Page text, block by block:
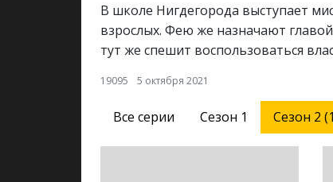
В школе Нигдегорода выступает
взрослых. Фею же назначают
тут же спешит воспользоваться
19095 5 октября 2021
Все серии Сезон 1 Сезон 2